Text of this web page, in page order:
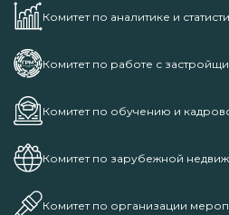
Комитет по аналитике и
Комитет по работе с
Комитет по обучению и
Комитет по зарубежной
Комитет по организации